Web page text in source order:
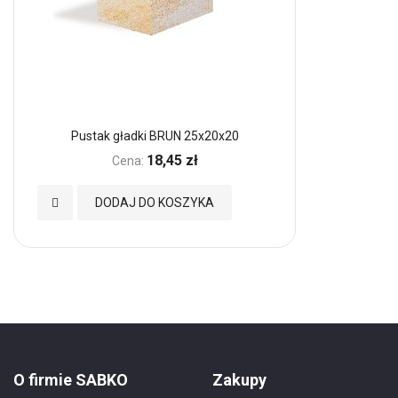
Pustak gładki BRUN 25x20x20
Cena: 18,45 zł
DODAJ DO KOSZYKA
Dodaj
O firmie SABKO Zakupy